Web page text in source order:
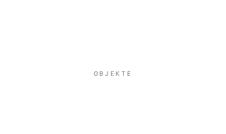
OBJEKTE